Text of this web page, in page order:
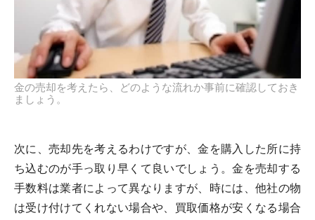
金の売却を考えたら、どのような流れか事前に確認しておき
ましょう。
次に、売却先を考えるわけですが、金を購入した所に持
ち込むのが手っ取り早くて良いでしょう。金を売却する
手数料は業者によって異なりますが、時には、他社の物
は受け付けてくれない場合や、買取価格が安くなる場合